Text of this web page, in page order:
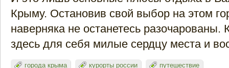
Крыму. Остановив свой выбор на этом
наверняка не останетесь разочарованы.
здесь для себя милые сердцу места и
города крыма курорты россии путешествие